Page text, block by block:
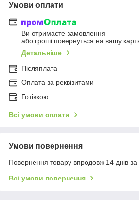
Умови оплати
Ви отримаєте замовлення
або гроші повернуться на вашу
Детальніше
Післяплата
Оплата за реквізитами
Готівкою
Всі умови оплати
Умови повернення
Повернення товару впродовж 14 днів
Всі умови повернення